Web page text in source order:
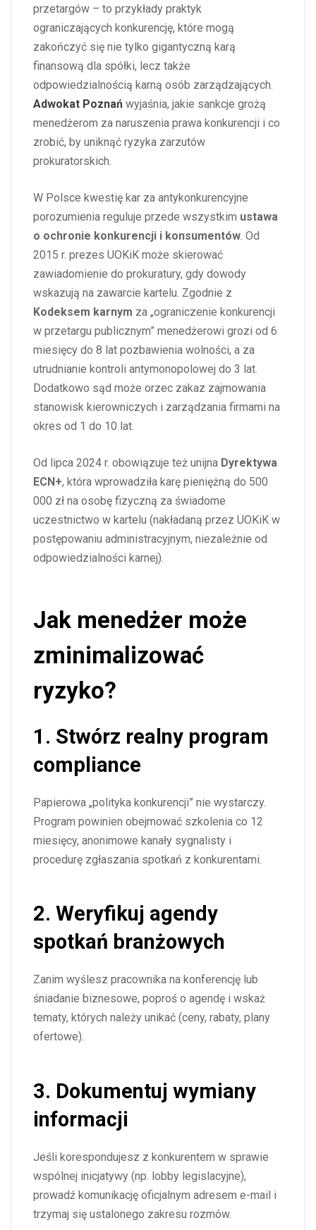
przetargów – to przykłady praktyk
ograniczających konkurencję, które mogą
zakończyć się nie tylko gigantyczną karą
finansową dla spółki, lecz także
odpowiedzialnością karną osób zarządzających.
Adwokat Poznań wyjaśnia, jakie sankcje grożą
menedżerom za naruszenia prawa konkurencji i co
zrobić, by uniknąć ryzyka zarzutów
prokuratorskich.
W Polsce kwestię kar za antykonkurencyjne
porozumienia reguluje przede wszystkim ustawa
o ochronie konkurencji i konsumentów. Od
2015 r. prezes UOKiK może skierować
zawiadomienie do prokuratury, gdy dowody
wskazują na zawarcie kartelu. Zgodnie z
Kodeksem karnym za „ograniczenie konkurencji
w przetargu publicznym” menedżerowi grozi od 6
miesięcy do 8 lat pozbawienia wolności, a za
utrudnianie kontroli antymonopolowej do 3 lat.
Dodatkowo sąd może orzec zakaz zajmowania
stanowisk kierowniczych i zarządzania firmami na
okres od 1 do 10 lat.
Od lipca 2024 r. obowiązuje też unijna Dyrektywa
ECN+, która wprowadziła karę pieniężną do 500
000 zł na osobę fizyczną za świadome
uczestnictwo w kartelu (nakładaną przez UOKiK w
postępowaniu administracyjnym, niezależnie od
odpowiedzialności karnej).
Jak menedżer może
zminimalizować
ryzyko?
1. Stwórz realny program
compliance
Papierowa „polityka konkurencji” nie wystarczy.
Program powinien obejmować szkolenia co 12
miesięcy, anonimowe kanały sygnalisty i
procedurę zgłaszania spotkań z konkurentami.
2. Weryfikuj agendy
spotkań branżowych
Zanim wyślesz pracownika na konferencję lub
śniadanie biznesowe, poproś o agendę i wskaż
tematy, których należy unikać (ceny, rabaty, plany
ofertowe).
3. Dokumentuj wymiany
informacji
Jeśli korespondujesz z konkurentem w sprawie
wspólnej inicjatywy (np. lobby legislacyjne),
prowadź komunikację oficjalnym adresem e-mail i
trzymaj się ustalonego zakresu rozmów.